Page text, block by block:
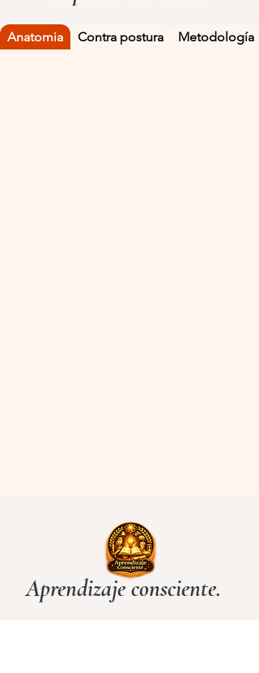
Anatomia Contra postura Metodología
Aprendizaje consciente.